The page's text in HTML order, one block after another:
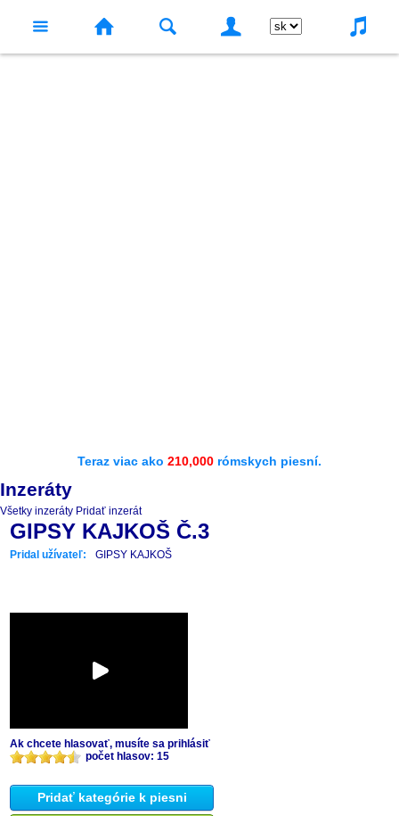
Teraz viac ako 210,000 rómskych piesní.
Inzeráty
Všetky inzeráty Pridať inzerát
GIPSY KAJKOŠ Č.3
Pridal užívateľ: GIPSY KAJKOŠ
Ak chcete hlasovať, musíte sa prihlásiť
počet hlasov: 15
Pridať kategórie k piesni